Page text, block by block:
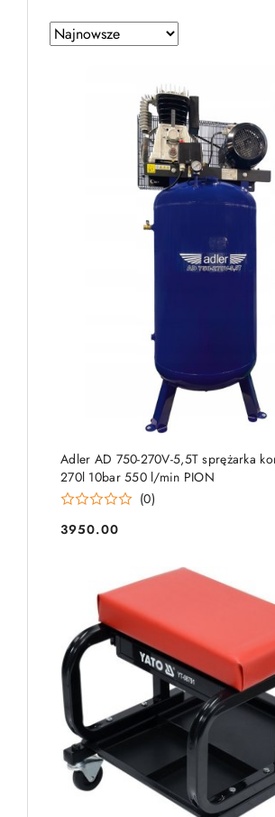
Zastosowano
sortowanie:
Sortuj
według
Adler AD 750-270V-5,5T sprężarka
270l 10bar 550 l/min PION
(0)
Cena:
3950.00
PRODUKT NIEDOSTĘPNY